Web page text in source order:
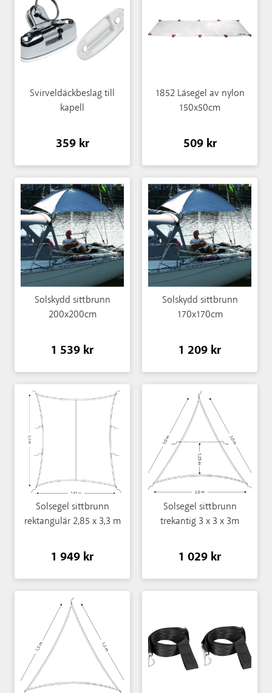
Svirveldäckbeslag till
kapell
359 kr
1852 Läsegel av nylon
150x50cm
509 kr
Solskydd sittbrunn
200x200cm
1 539 kr
Solskydd sittbrunn
170x170cm
1 209 kr
Solsegel sittbrunn
rektangulär 2,85 x 3,3 m
1 949 kr
Solsegel sittbrunn
trekantig 3 x 3 x 3m
1 029 kr